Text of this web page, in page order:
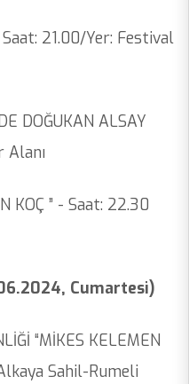
- Saat: 21.00/Yer: Festival
DOĞUKAN ALSAY
Alanı
KOÇ ” - Saat: 22.30
Cumartesi)
“MİKES KELEMEN
Sahil-Rumeli